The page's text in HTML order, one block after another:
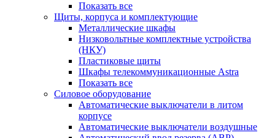
Показать все
Щиты, корпуса и комплектующие
Металлические шкафы
Низковольтные комплектные устройства
(НКУ)
Пластиковые щиты
Шкафы телекоммуникационные Astra
Показать все
Силовое оборудование
Автоматические выключатели в литом
корпусе
Автоматические выключатели воздушные